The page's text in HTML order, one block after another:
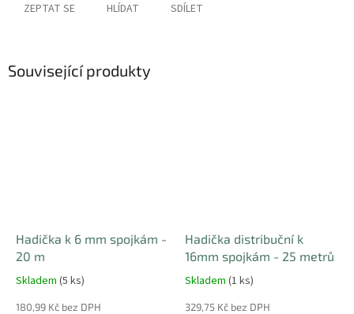
ZEPTAT SE HLÍDAT SDÍLET
Související produkty
Hadička k 6 mm spojkám -
20 m
Skladem (5 ks)
180,99 Kč bez DPH
Hadička distribuční k
16mm spojkám - 25 metrů
Skladem (1 ks)
329,75 Kč bez DPH